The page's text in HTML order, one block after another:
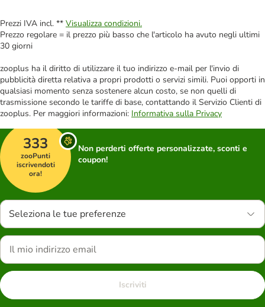
Prezzi IVA incl. ** Visualizza condizioni.
Prezzo regolare = il prezzo più basso che l'articolo ha avuto negli ultimi
30 giorni
zooplus ha il diritto di utilizzare il tuo indirizzo e-mail per l'invio di
pubblicità diretta relativa a propri prodotti o servizi simili. Puoi opporti in
qualsiasi momento senza sostenere alcun costo, se non quelli di
trasmissione secondo le tariffe di base, contattando il Servizio Clienti di
zooplus. Per maggiori informazioni: Informativa sulla Privacy
333
zooPunti
iscrivendoti
ora!
Non perderti offerte personalizzate, sconti e
coupon!
Seleziona le tue preferenze
Iscriviti